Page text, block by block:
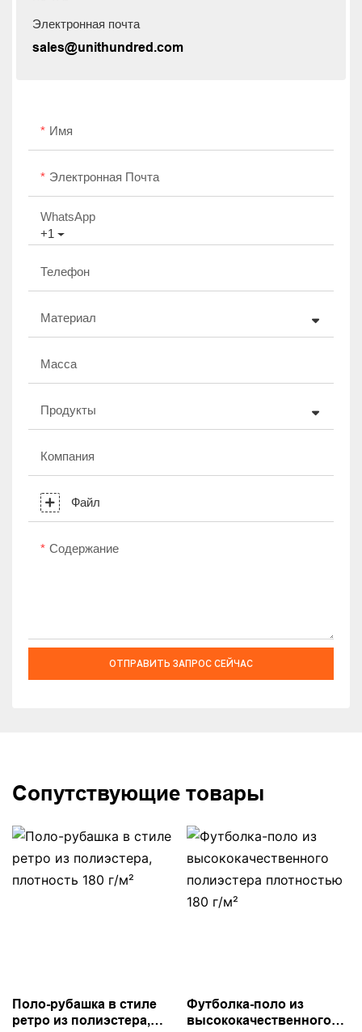
Электронная почта
sales@unithundred.com
Имя
Электронная Почта
+1
WhatsApp
Телефон
Материал
Масса
Продукты
Компания
Файл
Содержание
ОТПРАВИТЬ ЗАПРОС СЕЙЧАС
Сопутствующие товары
Поло-рубашка в стиле
ретро из полиэстера,
Футболка-поло из
высококачественного